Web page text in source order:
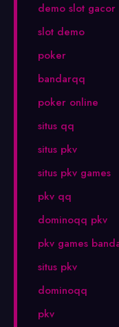
demo slot gacor
slot demo
poker
bandarqq
poker online
situs qq
situs pkv
situs pkv games
pkv qq
dominoqq pkv
pkv games
situs pkv
dominoqq
pkv